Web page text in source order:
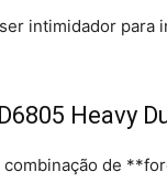
intimidador para
Heavy
combinação de